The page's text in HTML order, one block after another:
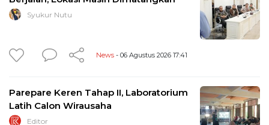
Syukur Nutu
News - 06 Agustus 2026 17:41
Parepare Keren Tahap II, Laboratorium
Latih Calon Wirausaha
Editor